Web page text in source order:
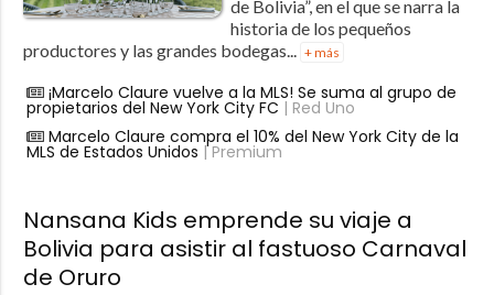
de Bolivia”, en el que se narra la
historia de los pequeños
productores y las grandes bodegas... + más
¡Marcelo Claure vuelve a la MLS! Se suma al grupo de
propietarios del New York City FC | Red Uno
Marcelo Claure compra el 10% del New York City de la
MLS de Estados Unidos | Premium
Nansana Kids emprende su viaje a
Bolivia para asistir al fastuoso Carnaval
de Oruro